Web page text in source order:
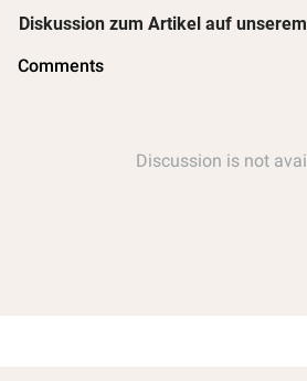
Diskussion zum Artikel auf unserem